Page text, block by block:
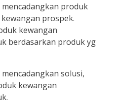
produk
prospek.
kewangan
berdasarkan produk yg
solusi,
kewangan